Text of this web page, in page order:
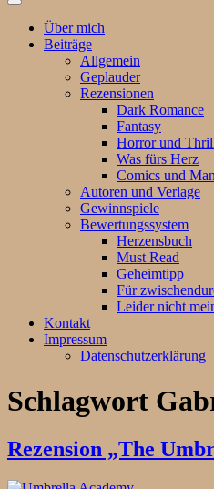
Suchfeld
ein-/ausblenden
Über mich
Beiträge
Allgemein
Geplauder
Rezensionen
Dark Romance
Fantasy
Horror und
Was fürs Herz
Comics und
Autoren und Verlage
Gewinnspiele
Bewertungssystem
Herzensbuch
Must Read
Geheimtipp
Für
Leider nicht
Kontakt
Impressum
Datenschutzerklärung
Schlagwort
Rezension „The